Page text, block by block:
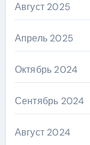
Август 2025
Апрель 2025
Октябрь 2024
Сентябрь 2024
Август 2024